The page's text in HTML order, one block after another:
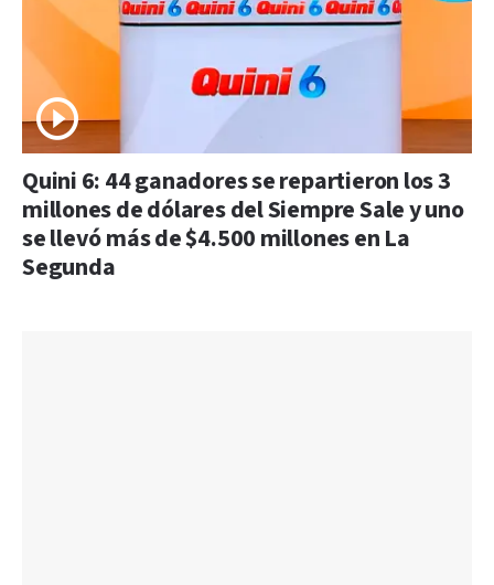
Quini 6: 44 ganadores se repartieron los 3
millones de dólares del Siempre Sale y uno
se llevó más de $4.500 millones en La
Segunda